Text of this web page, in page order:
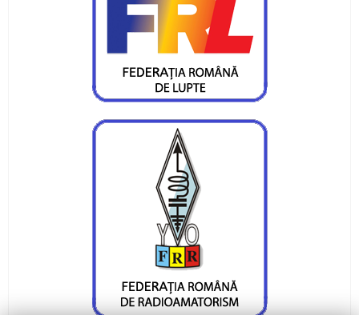
Valentin Gavril acuza selectia pentru europenele
de seniori
Federatia de Lupte a uitat de cadeti si juniori
Cinci canotori juniori in loturile nationale
Burueana si Dudau, rezultate internationale
Medalii de la canotaj
Stefan Nica, in barca de 8+1 a Romaniei la
Europene